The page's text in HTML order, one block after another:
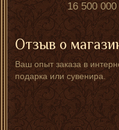
16 500 000
Отзыв о
Ваш опыт заказа в
подарка или сувенира.